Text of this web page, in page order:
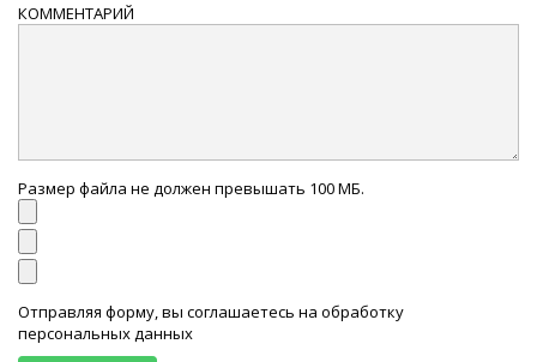
КОММЕНТАРИЙ
Размер файла не должен превышать 100 МБ.
Отправляя форму, вы соглашаетесь на обработку
персональных данных